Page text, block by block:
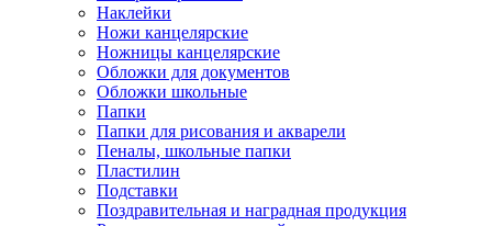
Наклейки
Ножи канцелярские
Ножницы канцелярские
Обложки для документов
Обложки школьные
Папки
Папки для рисования и акварели
Пеналы, школьные папки
Пластилин
Подставки
Поздравительная и наградная продукция